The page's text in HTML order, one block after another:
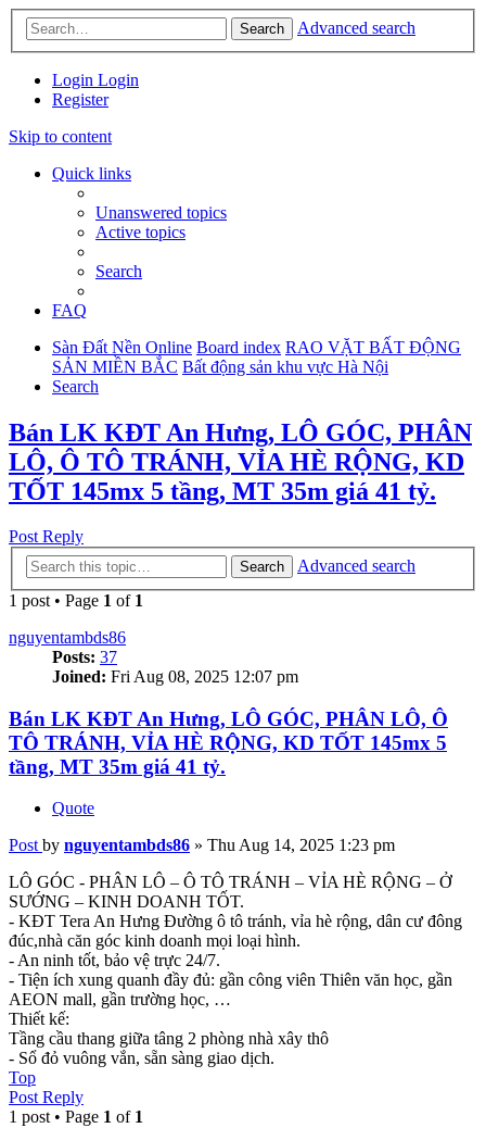
Search Advanced search
Login Login
Register
Skip to content
Quick links
Unanswered topics
Active topics
Search
FAQ
Sàn Đất Nền Online Board index RAO VẶT BẤT ĐỘNG
SẢN MIỀN BẮC Bất động sản khu vực Hà Nội
Search
Bán LK KĐT An Hưng, LÔ GÓC, PHÂN
LÔ, Ô TÔ TRÁNH, VỈA HÈ RỘNG, KD
TỐT 145mx 5 tầng, MT 35m giá 41 tỷ.
Post Reply
Search
Advanced search
1 post • Page 1 of 1
nguyentambds86
Posts: 37
Joined: Fri Aug 08, 2025 12:07 pm
Bán LK KĐT An Hưng, LÔ GÓC, PHÂN LÔ, Ô
TÔ TRÁNH, VỈA HÈ RỘNG, KD TỐT 145mx 5
tầng, MT 35m giá 41 tỷ.
Quote
Post by nguyentambds86 » Thu Aug 14, 2025 1:23 pm
LÔ GÓC - PHÂN LÔ – Ô TÔ TRÁNH – VỈA HÈ RỘNG – Ở
SƯỚNG – KINH DOANH TỐT.
- KĐT Tera An Hưng Đường ô tô tránh, vỉa hè rộng, dân cư đông
đúc,nhà căn góc kinh doanh mọi loại hình.
- An ninh tốt, bảo vệ trực 24/7.
- Tiện ích xung quanh đầy đủ: gần công viên Thiên văn học, gần
AEON mall, gần trường học, …
Thiết kế:
Tầng cầu thang giữa tâng 2 phòng nhà xây thô
- Sổ đỏ vuông vắn, sẵn sàng giao dịch.
Top
Post Reply
1 post • Page 1 of 1